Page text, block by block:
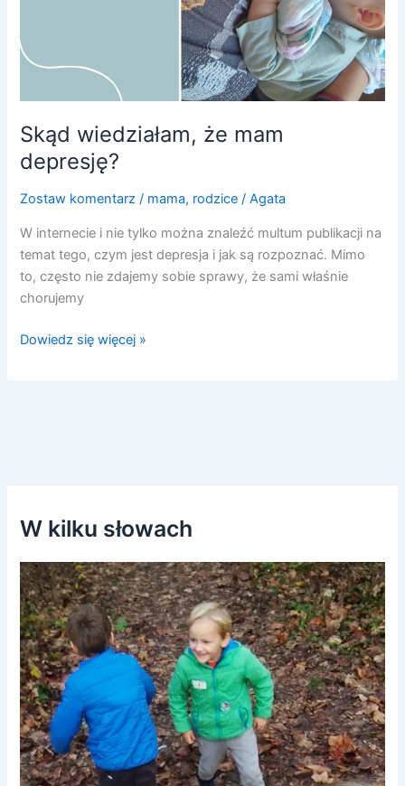
Skąd wiedziałam, że mam
depresję?
Zostaw komentarz / mama, rodzice /Agata
W internecie i nie tylko można znaleźć multum publikacji na
temat tego, czym jest depresja i jak są rozpoznać. Mimo
to, często nie zdajemy sobie sprawy, że sami właśnie
chorujemy
Dowiedz się więcej »
W kilku słowach